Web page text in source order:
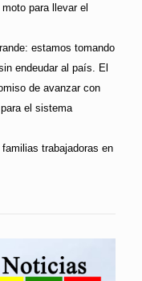
para llevar el
estamos tomando
endeudar al país. El
de avanzar con
el sistema
trabajadoras en